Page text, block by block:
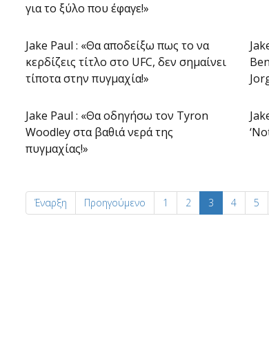
για το ξύλο που έφαγε!»
Jake Paul : «Θα αποδείξω πως το να
κερδίζεις τίτλο στο UFC, δεν σημαίνει
τίποτα στην πυγμαχία!»
Jake Paul : «Θα οδηγήσω τον Tyron
Woodley στα βαθιά νερά της
πυγμαχίας!»
Έναρξη
Προηγούμενο 1 2 3 4 5